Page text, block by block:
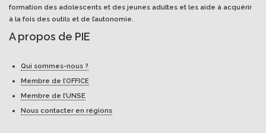
formation des adolescents et des jeunes adultes et les aide à acquérir
à la fois des outils et de l’autonomie.
A propos de PIE
Qui sommes-nous ?
Membre de l’OFFICE
Membre de l’UNSE
Nous contacter en régions